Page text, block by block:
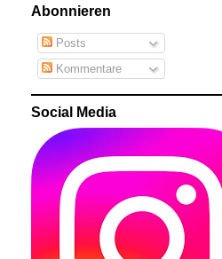
Abonnieren
Posts
Kommentare
Social Media